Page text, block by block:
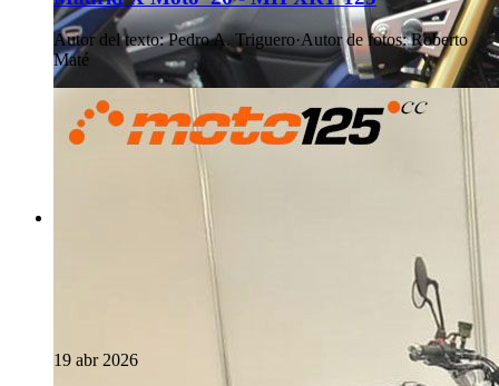
Autor del texto: Pedro A. Triguero·Autor de fotos: Roberto
Maté
19 abr 2026